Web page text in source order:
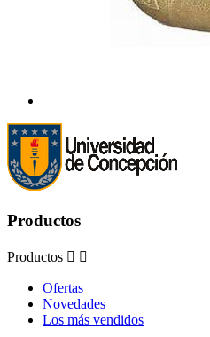
Productos
Productos  
Ofertas
Novedades
Los más vendidos